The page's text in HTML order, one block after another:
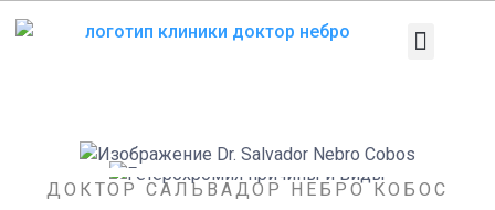
ДОКТОР САЛЬВАДОР НЕБРО КОБОС